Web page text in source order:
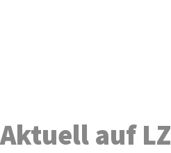
Aktuell auf LZ